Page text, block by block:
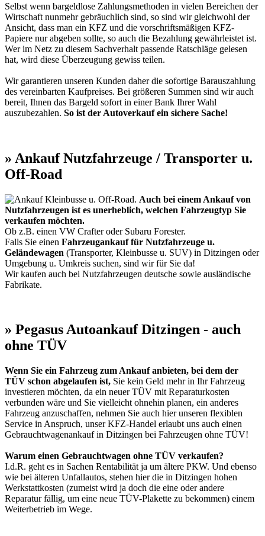
Selbst wenn bargeldlose Zahlungsmethoden in vielen Bereichen der
Wirtschaft nunmehr gebräuchlich sind, so sind wir gleichwohl der
Ansicht, dass man ein KFZ und die vorschriftsmäßigen KFZ-
Papiere nur abgeben sollte, so auch die Bezahlung gewährleistet ist.
Wer im Netz zu diesem Sachverhalt passende Ratschläge gelesen
hat, wird diese Überzeugung gewiss teilen.
Wir garantieren unseren Kunden daher die sofortige Barauszahlung
des vereinbarten Kaufpreises. Bei größeren Summen sind wir auch
bereit, Ihnen das Bargeld sofort in einer Bank Ihrer Wahl
auszubezahlen. So ist der Autoverkauf ein sichere Sache!
» Ankauf Nutzfahrzeuge / Transporter u.
Off-Road
Auch bei einem Ankauf von
Nutzfahrzeugen ist es unerheblich, welchen Fahrzeugtyp Sie
verkaufen möchten.
Ob z.B. einen VW Crafter oder Subaru Forester.
Falls Sie einen Fahrzeugankauf für Nutzfahrzeuge u.
Geländewagen (Transporter, Kleinbusse u. SUV) in Ditzingen oder
Umgebung u. Umkreis suchen, sind wir für Sie da!
Wir kaufen auch bei Nutzfahrzeugen deutsche sowie ausländische
Fabrikate.
» Pegasus Autoankauf Ditzingen - auch
ohne TÜV
Wenn Sie ein Fahrzeug zum Ankauf anbieten, bei dem der
TÜV schon abgelaufen ist, Sie kein Geld mehr in Ihr Fahrzeug
investieren möchten, da ein neuer TÜV mit Reparaturkosten
verbunden wäre und Sie vielleicht ohnehin planen, ein anderes
Fahrzeug anzuschaffen, nehmen Sie auch hier unseren flexiblen
Service in Anspruch, unser KFZ-Handel erlaubt uns auch einen
Gebrauchtwagenankauf in Ditzingen bei Fahrzeugen ohne TÜV!
Warum einen Gebrauchtwagen ohne TÜV verkaufen?
I.d.R. geht es in Sachen Rentabilität ja um ältere PKW. Und ebenso
wie bei älteren Unfallautos, stehen hier die in Ditzingen hohen
Werkstattkosten (zumeist wird ja doch die eine oder andere
Reparatur fällig, um eine neue TÜV-Plakette zu bekommen) einem
Weiterbetrieb im Wege.